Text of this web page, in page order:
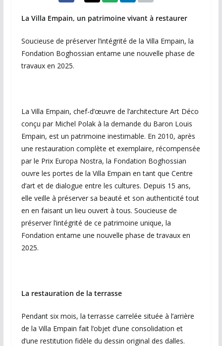
La Villa Empain, un patrimoine vivant à restaurer
Soucieuse de préserver l’intégrité de la Villa Empain, la
Fondation Boghossian entame une nouvelle phase de
travaux en 2025.
La Villa Empain, chef-d’œuvre de l’architecture Art Déco
conçu par Michel Polak à la demande du Baron Louis
Empain, est un patrimoine inestimable. En 2010, après
une restauration complète et exemplaire, récompensée
par le Prix Europa Nostra, la Fondation Boghossian
ouvre les portes de la Villa Empain en tant que Centre
d’art et de dialogue entre les cultures. Depuis 15 ans,
elle veille à préserver sa beauté et son authenticité tout
en en faisant un lieu ouvert à tous. Soucieuse de
préserver l’intégrité de ce patrimoine unique, la
Fondation entame une nouvelle phase de travaux en
2025.
La restauration de la terrasse
Pendant six mois, la terrasse carrelée située à l’arrière
de la Villa Empain fait l’objet d’une consolidation et
d’une restitution fidèle du dessin original des dalles.